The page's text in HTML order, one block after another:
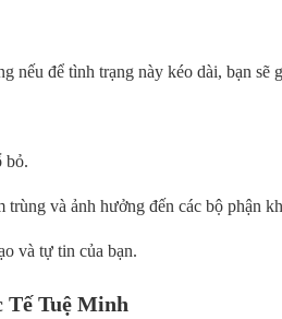
nếu để tình trạng này kéo dài, bạn sẽ
bỏ.
và ảnh hưởng đến các bộ phận
và tự tin của bạn.
Tế Tuệ Minh